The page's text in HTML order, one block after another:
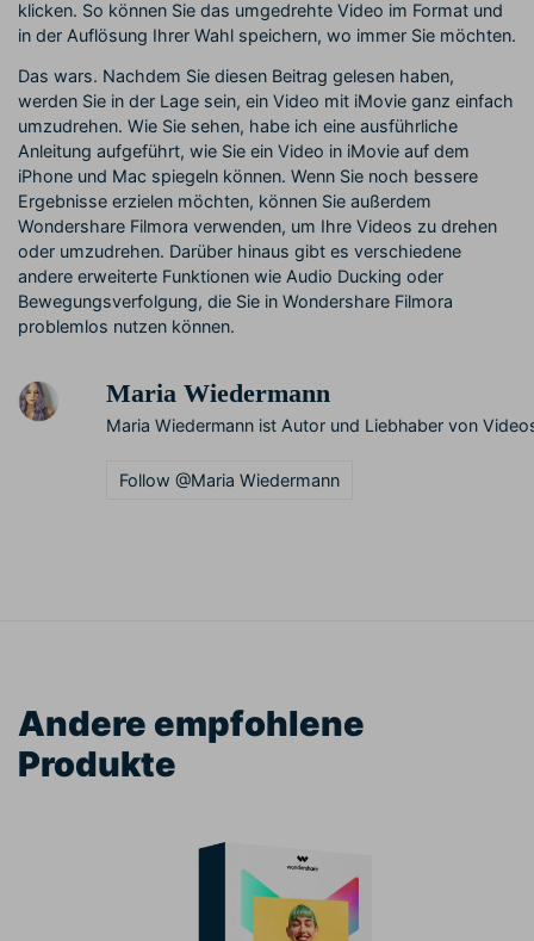
klicken. So können Sie das umgedrehte Video im Format und
in der Auflösung Ihrer Wahl speichern, wo immer Sie möchten.
Das wars. Nachdem Sie diesen Beitrag gelesen haben,
werden Sie in der Lage sein, ein Video mit iMovie ganz einfach
umzudrehen. Wie Sie sehen, habe ich eine ausführliche
Anleitung aufgeführt, wie Sie ein Video in iMovie auf dem
iPhone und Mac spiegeln können. Wenn Sie noch bessere
Ergebnisse erzielen möchten, können Sie außerdem
Wondershare Filmora verwenden, um Ihre Videos zu drehen
oder umzudrehen. Darüber hinaus gibt es verschiedene
andere erweiterte Funktionen wie Audio Ducking oder
Bewegungsverfolgung, die Sie in Wondershare Filmora
problemlos nutzen können.
Maria Wiedermann
Maria Wiedermann ist Autor und Liebhaber von
Follow @Maria Wiedermann
Andere empfohlene
Produkte